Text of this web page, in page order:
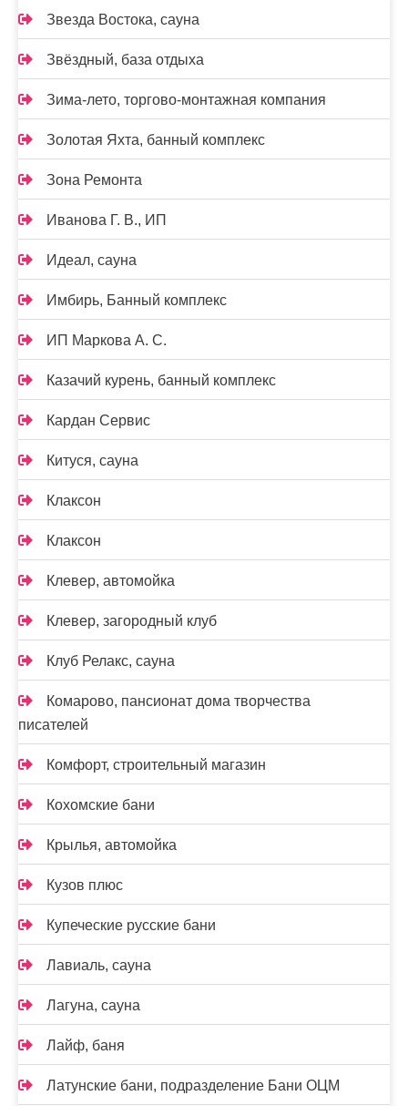
Звезда Востока, сауна
Звёздный, база отдыха
Зима-лето, торгово-монтажная компания
Золотая Яхта, банный комплекс
Зона Ремонта
Иванова Г. В., ИП
Идеал, сауна
Имбирь, Банный комплекс
ИП Маркова А. С.
Казачий курень, банный комплекс
Кардан Сервис
Китуся, сауна
Клаксон
Клаксон
Клевер, автомойка
Клевер, загородный клуб
Клуб Релакс, сауна
Комарово, пансионат дома творчества
писателей
Комфорт, строительный магазин
Кохомские бани
Крылья, автомойка
Кузов плюс
Купеческие русские бани
Лавиаль, сауна
Лагуна, сауна
Лайф, баня
Латунские бани, подразделение Бани ОЦМ